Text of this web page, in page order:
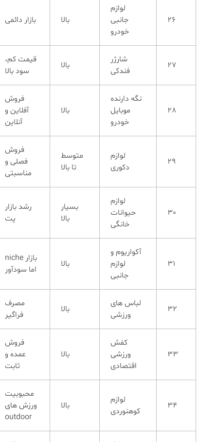
26
لوازم
جانبی
خودرو
بالا بازار دائمی
27
شارژر
فندکی
بالا
قیمت کم،
سود بالا
28
نگه دارنده
موبایل
خودرو
بالا
فروش
آفلاین و
آنلاین
29
لوازم
دکوری
متوسط
تا بالا
فروش
فصلی و
مناسبتی
30
لوازم
حیوانات
خانگی
بسیار
بالا
رشد بازار
پت
31
آکواریوم و
لوازم
جانبی
بالا
بازار niche
اما سودآور
32
لباس های
ورزشی
بالا
مصرف
فراگیر
33
کفش
ورزشی
اقتصادی
بالا
فروش
عمده و
ثابت
34
لوازم
کوهنوردی
بالا
محبوبیت
ورزش های
outdoor